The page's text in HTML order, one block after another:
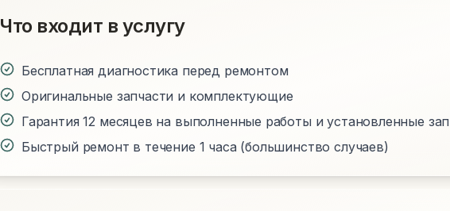
Что входит в услугу
Бесплатная диагностика перед ремонтом
Оригинальные запчасти и комплектующие
Гарантия 12 месяцев на выполненные работы и установленные
Быстрый ремонт в течение 1 часа (большинство случаев)